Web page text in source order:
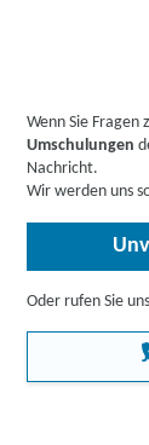
Wenn Sie Fragen
Umschulungen
Nachricht.
Wir werden uns
Oder rufen Sie